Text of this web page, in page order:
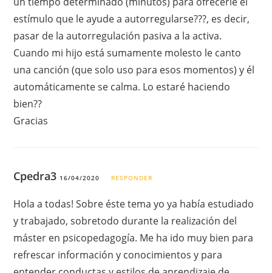
estímulo que le ayude a autorregularse???, es decir,
pasar de la autorregulación pasiva a la activa.
Cuando mi hijo está sumamente molesto le canto
una canción (que solo uso para esos momentos) y él
automáticamente se calma. Lo estaré haciendo
bien??
Gracias
Cpedra3 16/04/2020 RESPONDER
Hola a todas! Sobre éste tema yo ya había estudiado
y trabajado, sobretodo durante la realización del
máster en psicopedagogía. Me ha ido muy bien para
refrescar información y conocimientos y para